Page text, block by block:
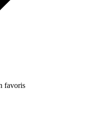
favoris